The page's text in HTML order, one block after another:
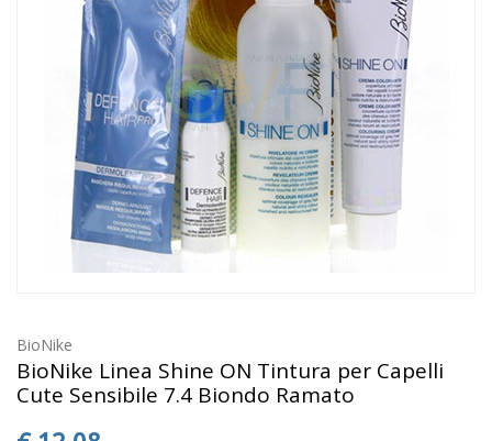
BioNike
BioNike Linea Shine ON Tintura per Capelli
Cute Sensibile 7.4 Biondo Ramato